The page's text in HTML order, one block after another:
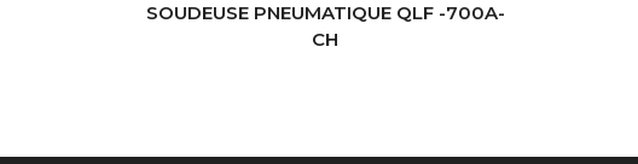
SOUDEUSE PNEUMATIQUE QLF -700A-
CH